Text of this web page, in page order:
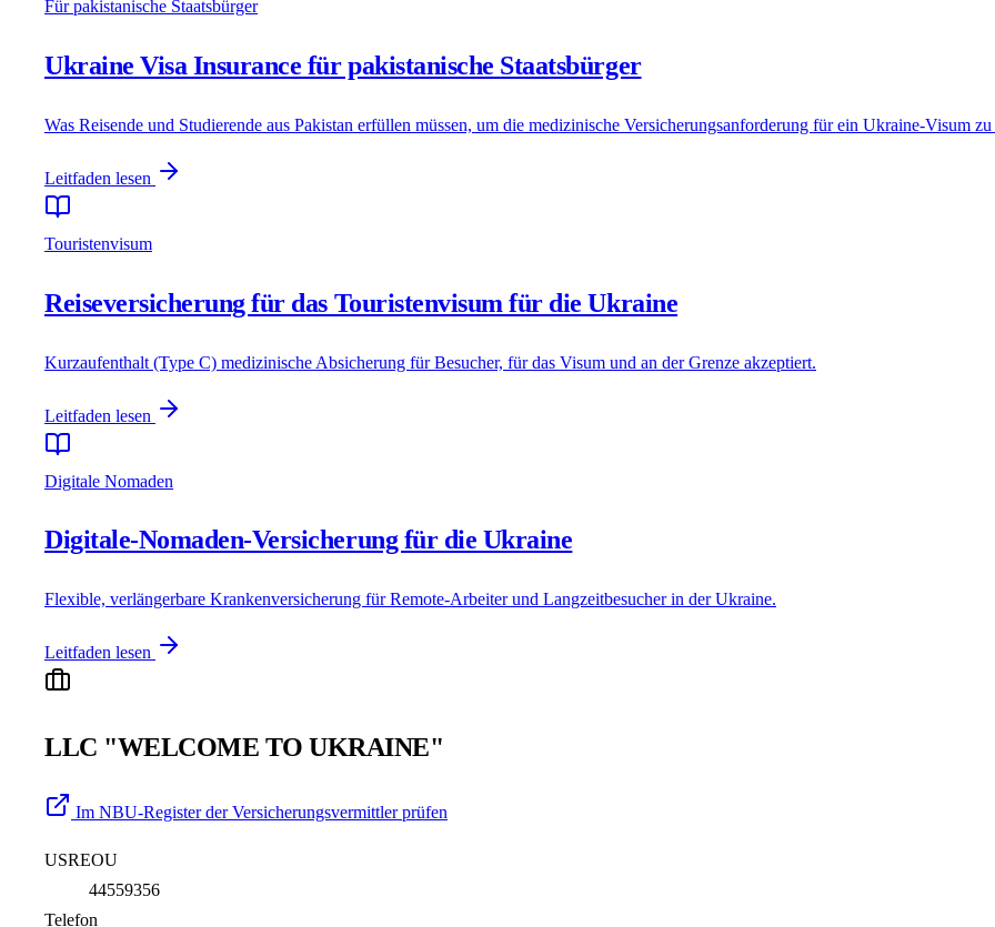
Für pakistanische Staatsbürger
Ukraine Visa Insurance für pakistanische Staatsbürger
Was Reisende und Studierende aus Pakistan erfüllen müssen, um die medizinische Versicherungsanforderung für ein Ukraine-Visum
Leitfaden lesen
Touristenvisum
Reiseversicherung für das Touristenvisum für die Ukraine
Kurzaufenthalt (Type C) medizinische Absicherung für Besucher, für das Visum und an der Grenze akzeptiert.
Leitfaden lesen
Digitale Nomaden
Digitale-Nomaden-Versicherung für die Ukraine
Flexible, verlängerbare Krankenversicherung für Remote-Arbeiter und Langzeitbesucher in der Ukraine.
Leitfaden lesen
LLC "WELCOME TO UKRAINE"
Im NBU-Register der Versicherungsvermittler prüfen
USREOU
44559356
Telefon